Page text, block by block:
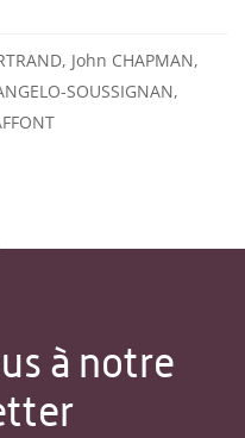
John CHAPMAN,
SOUSSIGNAN,
à notre